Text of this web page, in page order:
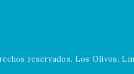
reservados. Los Olivos.